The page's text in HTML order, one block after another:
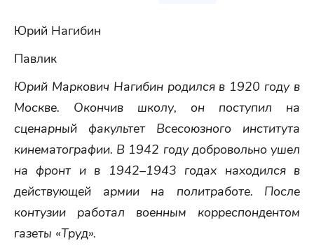
Юрий Нагибин
Павлик
Юрий Маркович Нагибин родился в 1920 году в
Москве. Окончив школу, он поступил на
сценарный факультет Всесоюзного института
кинематографии. В 1942 году добровольно ушел
на фронт и в 1942–1943 годах находился в
действующей армии на политработе. После
контузии работал военным корреспондентом
газеты «Труд».